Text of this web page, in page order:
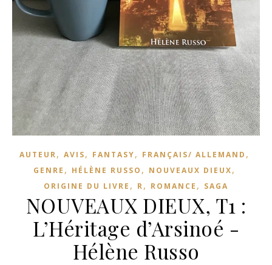
AUTEUR, AVIS, FANTASY, FRANÇAIS/ ALLEMAND ,
GENRE , HÉLÈNE RUSSO , NOUVEAUX DIEUX,
ORIGINE DU LIVRE , R, ROMANCE , SAGA
NOUVEAUX DIEUX, T1 :
L’Héritage d’Arsinoé -
Hélène Russo